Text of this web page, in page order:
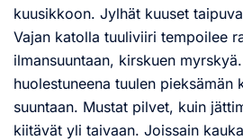
kuusikkoon. Jylhät kuuset
Vajan katolla tuuliviiri tempoilee
ilmansuuntaan, kirskuen
huolestuneena tuulen
suuntaan. Mustat pilvet, kuin
kiitävät yli taivaan. Joissain